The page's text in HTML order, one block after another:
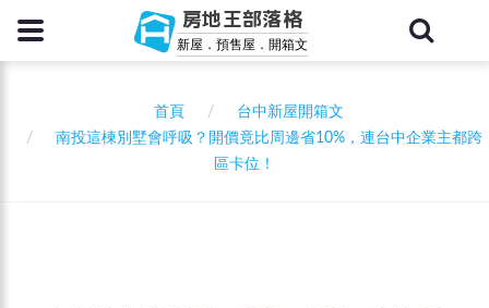
房地王部落格
新屋．預售屋．開箱文
首頁
台中新屋開箱文
南投這棟別墅會呼吸？開價竟比周邊省10%，連台中企業主都跨
區卡位！